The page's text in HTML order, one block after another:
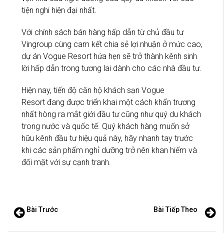
tiện nghi hiện đại nhất.
Với chính sách bán hàng hấp dẫn từ chủ đầu tư
Vingroup cùng cam kết chia sẻ lợi nhuận ở mức cao,
dự án Vogue Resort hứa hẹn sẽ trở thành kênh sinh
lời hấp dẫn trong tương lai dành cho các nhà đầu tư.
Hiện nay, tiến độ căn hộ khách sạn Vogue
Resort đang được triển khai một cách khẩn trương
nhất hòng ra mắt giới đầu tư cũng như quý du khách
trong nước và quốc tế. Quý khách hàng muốn sở
hữu kênh đầu tư hiệu quả này, hãy nhanh tay trước
khi các sản phẩm nghỉ dưỡng trở nên khan hiếm và
đối mặt với sự cạnh tranh.
Bài Trước Bài Tiếp Theo